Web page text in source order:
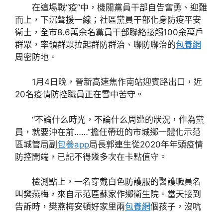
在這場戰“疫”中，機關黨員干部自告奮勇、迎難
而上，下沉聲援一線；社區黨員干部化身防疫平安
衛士，全市8.6萬余名黨員干部聯絡接觸100余萬戶
群眾，率領群眾拉起群防群治、聯防聯治的包養網
周密防地。
1月4日晚，晉新高速焦作南站迎賓路出口，近
20名疫情防控職員正在雪中苦守。
“不論什么時光，不論什么周遭的狀況，作為黨
員，就要沖在前……”擔任帶班的市城鄉一體化示范
區城管局副 包養app局長郭連生從2020年年頭疫情
防控開端，已記不得幾多次在卡點值守。
檢測點上，一名穿戴白色防護服的醫護職員名
叫樊燕梅，來自示范區蘇家作鄉衛生院。當天接到
告訴時，樊燕梅安頓好家里兩包養網個孩子，沒吭